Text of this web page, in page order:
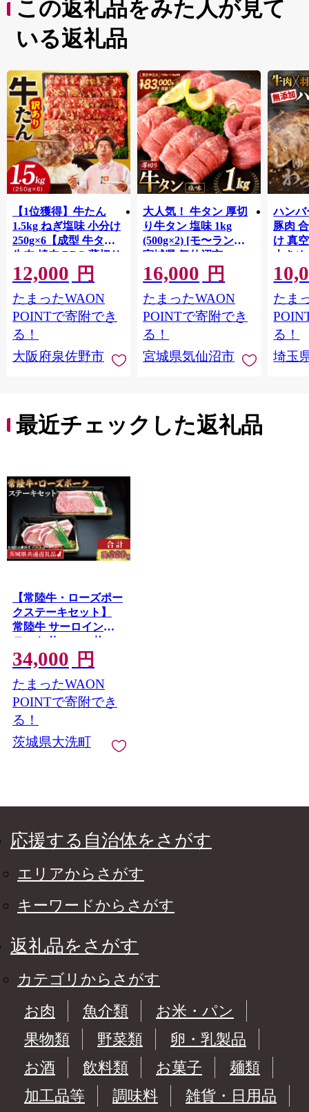
この返礼品をみた人が見て
いる返礼品
【1位獲得】牛たん
1.5kg ねぎ塩味 小分け
250g×6【成型 牛タン
牛肉 焼肉 BBQ 薄切り
ぎゅうたん スライス
訳あり サイズ不揃
い】 G4721
12,000 円
たまったWAON
POINTで寄附でき
る！
大阪府泉佐野市
大人気！ 牛タン 厚切
り牛タン 塩味 1kg
(500g×2) [モ〜ランド
宮城県 気仙沼市
20564660] 肉 牛肉 精肉
牛たん 牛タン塩 牛た
ん塩 冷凍 焼肉 BBQ ア
ウトドア バーベキュ
ー 厚切り タン
16,000 円
たまったWAON
POINTで寄附でき
る！
宮城県気仙沼市
ハンバ
豚肉
け 真
大き
保存
淡路島
ポーク
き肉
ず 惣
まみ
んのお
たま
る！
埼玉
最近チェックした返礼品
【常陸牛・ローズポー
クステーキセット】
常陸牛 サーロインス
テーキ 約300g×2枚 ロ
ーズポーク ロースス
テーキ 約140g×2枚 ( 茨
城県共通返礼品・茨城
県産 ) ブランド牛 茨城
国産 黒毛和牛 霜降り
厚切り 牛肉 ブランド
豚 豚肉 冷凍 ステーキ
34,000 円
たまったWAON
POINTで寄附でき
る！
茨城県大洗町
応援する自治体をさがす
エリアからさがす
キーワードからさがす
返礼品をさがす
カテゴリからさがす
お肉
魚介類
お米・パン
果物類
野菜類
卵・乳製品
お酒
飲料類 お菓子
麺類
加工品等
調味料
雑貨・日用品